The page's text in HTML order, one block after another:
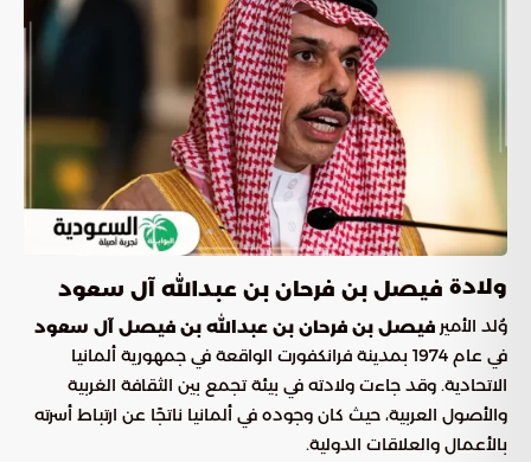
ولادة فيصل بن فرحان بن عبدالله آل سعود
وُلد الأمير فيصل بن فرحان بن عبدالله بن فيصل آل سعود
في عام 1974 بمدينة فرانكفورت الواقعة في جمهورية ألمانيا
الاتحادية. وقد جاءت ولادته في بيئة تجمع بين الثقافة الغربية
والأصول العربية، حيث كان وجوده في ألمانيا ناتجًا عن ارتباط أسرته
بالأعمال والعلاقات الدولية.